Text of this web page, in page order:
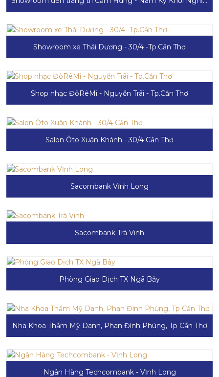
Showroom xe Thái Dương - 30/4 -Tp.Cần Thơ
Shop nhạc ĐôRêMi - Nguyễn Trãi - Tp.Cần Thơ
Salon Ôto Xuân Khánh - 30/4 Cần Thơ
Sacombank Vĩnh Long
Sacombank Trà Vinh
Phòng Giao Dịch TX Ngã Bảy
Nha Khoa Thẩm Mỹ Danh, Phan Đình Phùng, Tp Cần Thơ
Ngân Hàng Techcombank - Vĩnh Long